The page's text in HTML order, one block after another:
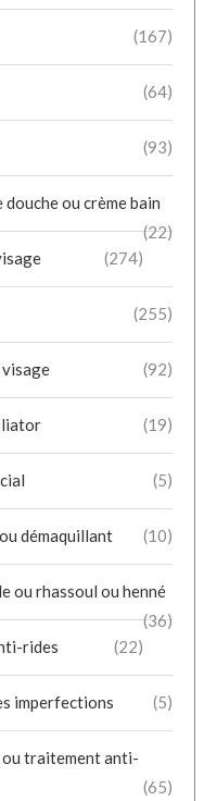
(167)
(64)
(93)
ou crème bain
(22)
(274)
(255)
(92)
(19)
(5)
démaquillant (10)
ou rhassoul ou henné
(36)
rides
(22)
imperfections (5)
traitement anti-
(65)